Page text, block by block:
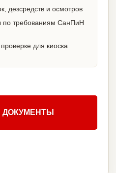
дезсредств и осмотров
по требованиям СанПиН
для киоска
ДОКУМЕНТЫ